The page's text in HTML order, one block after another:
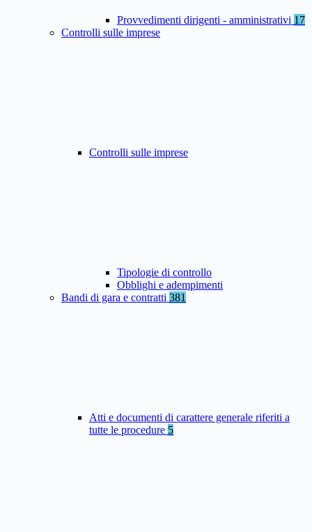
Provvedimenti dirigenti - amministrativi 17
Controlli sulle imprese
Controlli sulle imprese
Tipologie di controllo
Obblighi e adempimenti
Bandi di gara e contratti 381
Atti e documenti di carattere generale riferiti a
tutte le procedure 5